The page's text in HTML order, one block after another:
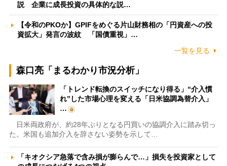
説 企業に成長投資の具体的な説…
【令和のPKOか】GPIFをめぐる片山財務相の「円資産への投
資拡大」発言の波紋 「国債重視」…
一覧を見る
森口亮「まるわかり市況分析」
「トレンド転換のスイッチになり得る」“介入慣
れ”した市場心理を変える「日米協調為替介入」
…
日米両政府が、約28年ぶりとなる円買いの協調介入に踏み切っ
た。米国も追加介入を辞さない姿勢を示して…
「キオクシア急落で含み損が膨らんで…」損失を投資家として